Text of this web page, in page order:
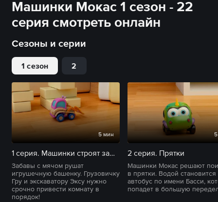
Машинки Мокас 1 сезон - 22
серия смотреть онлайн
Сезоны и серии
1 сезон 2
5 мин
1 серия. Машинки строят замок
Забавы с мячом рушат
игрушечную башенку. Грузовичку
Гру и экскаватору Эксу нужно
срочно привести комнату в
порядок!
2 серия. Прятки
Машинки Мокас решают
в прятки. Водой становится
автобус по имени Басси,
попадет в большую